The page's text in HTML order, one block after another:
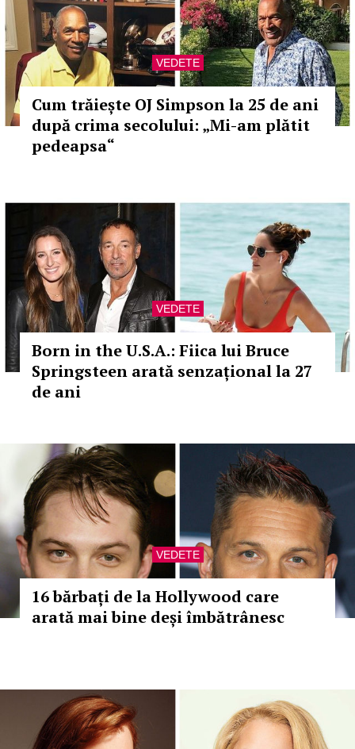
VEDETE
Cum trăiește OJ Simpson la 25 de ani
după crima secolului: „Mi-am plătit
pedeapsa“
VEDETE
Born in the U.S.A.: Fiica lui Bruce
Springsteen arată senzațional la 27
de ani
VEDETE
16 bărbați de la Hollywood care
arată mai bine deși îmbătrânesc